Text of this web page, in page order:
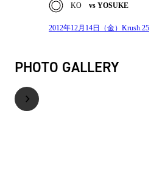
KO vs YOSUKE
2012年12月14日（金）Krush.25
PHOTO GALLERY